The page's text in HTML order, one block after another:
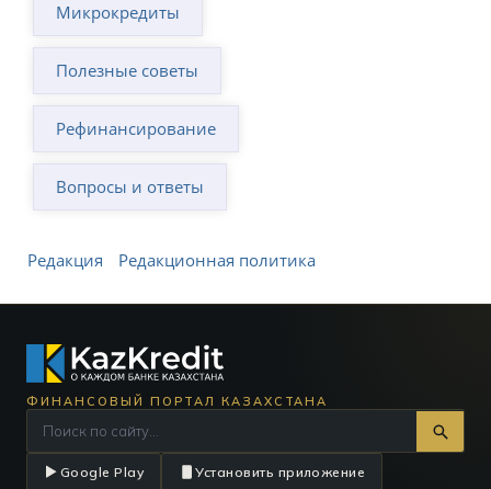
Микрокредиты
Полезные советы
Рефинансирование
Вопросы и ответы
Редакция Редакционная политика
ФИНАНСОВЫЙ ПОРТАЛ КАЗАХСТАНА
Google Play Установить приложение